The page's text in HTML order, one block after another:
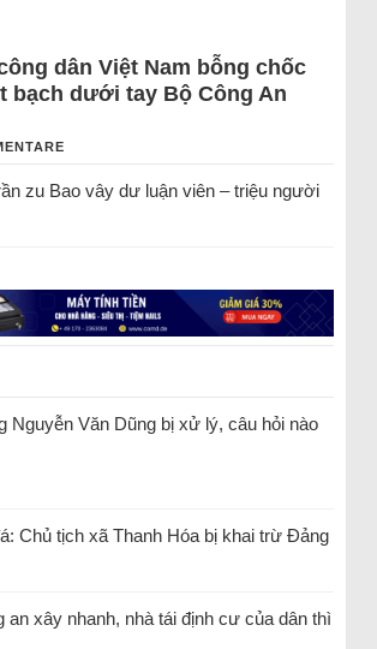
dân Việt Nam bỗng chốc
bạch dưới tay Bộ Công An
zu Bao vây dư luận viên – triệu người
Nguyễn Văn Dũng bị xử lý, câu hỏi nào
Chủ tịch xã Thanh Hóa bị khai trừ Đảng
an xây nhanh, nhà tái định cư của dân thì